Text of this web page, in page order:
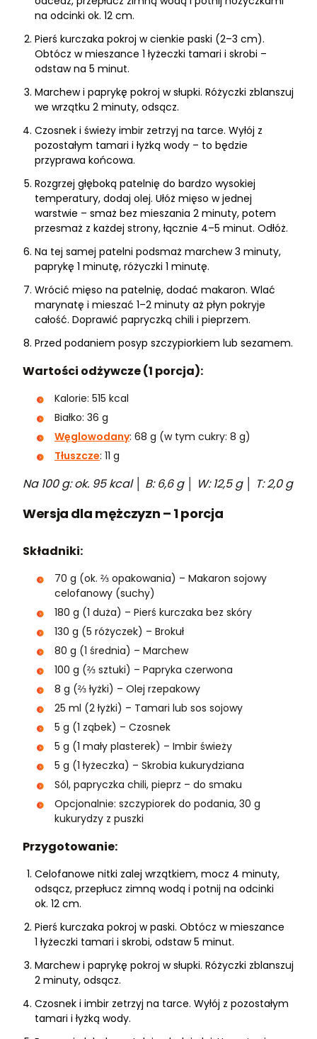
na odcinki ok. 12 cm.
Pierś kurczaka pokroj w cienkie paski (2–3 cm).
Obtócz w mieszance 1 łyżeczki tamari i skrobi –
odstaw na 5 minut.
Marchew i paprykę pokroj w słupki. Różyczki zblanszuj
we wrzątku 2 minuty, odsącz.
Czosnek i świeży imbir zetrzyj na tarce. Wyłój z
pozostałym tamari i łyżką wody – to będzie
przyprawa końcowa.
Rozgrzej głęboką patelnię do bardzo wysokiej
temperatury, dodaj olej. Ułóż mięso w jednej
warstwie – smaż bez mieszania 2 minuty, potem
przesmaż z każdej strony, łącznie 4–5 minut. Odłóż.
Na tej samej patelni podsmaż marchew 3 minuty,
paprykę 1 minutę, różyczki 1 minutę.
Wrócić mięso na patelnię, dodać makaron. Wlać
marynatę i mieszać 1–2 minuty aż płyn pokryje
całość. Doprawić papryczką chili i pieprzem.
Przed podaniem posyp szczypiorkiem lub sezamem.
Wartości odżywcze (1 porcja):
Kalorie: 515 kcal
Białko: 36 g
Węglowodany: 68 g (w tym cukry: 8 g)
Tłuszcze: 11 g
Na 100 g: ok. 95 kcal │ B: 6,6 g │ W: 12,5 g │ T: 2,0 g
Wersja dla mężczyzn – 1 porcja
Składniki:
70 g (ok. ⅔ opakowania) – Makaron sojowy
celofanowy (suchy)
180 g (1 duża) – Pierś kurczaka bez skóry
130 g (5 różyczek) – Brokuł
80 g (1 średnia) – Marchew
100 g (⅔ sztuki) – Papryka czerwona
8 g (⅔ łyżki) – Olej rzepakowy
25 ml (2 łyżki) – Tamari lub sos sojowy
5 g (1 ząbek) – Czosnek
5 g (1 mały plasterek) – Imbir świeży
5 g (1 łyżeczka) – Skrobia kukurydziana
Sól, papryczka chili, pieprz – do smaku
Opcjonalnie: szczypiorek do podania, 30 g
kukurydzy z puszki
Przygotowanie:
Celofanowe nitki zalej wrzątkiem, mocz 4 minuty,
odsącz, przepłucz zimną wodą i potnij na odcinki
ok. 12 cm.
Pierś kurczaka pokroj w paski. Obtócz w mieszance
1 łyżeczki tamari i skrobi, odstaw 5 minut.
Marchew i paprykę pokroj w słupki. Różyczki zblanszuj
2 minuty, odsącz.
Czosnek i imbir zetrzyj na tarce. Wyłój z pozostałym
tamari i łyżką wody.